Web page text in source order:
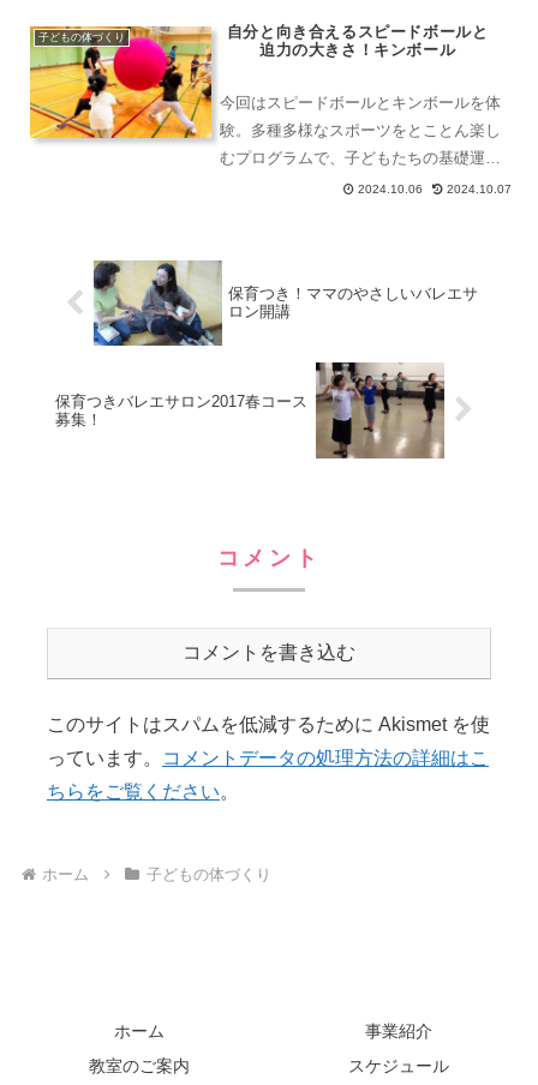
子どもの体づくり
自分と向き合えるスピードボールと
迫力の大きさ！キンボール
今回はスピードボールとキンボールを体
験。多種多様なスポーツをとことん楽し
むプログラムで、子どもたちの基礎運動
能力とコミュニケーション力を高め、年
2024.10.06 2024.10.07
保育つき！ママのやさしいバレエサ
ロン開講
保育つきバレエサロン2017春コース
募集！
コメント
コメントを書き込む
このサイトはスパムを低減するために Akismet を使
っています。
コメントデータの処理方法の詳細はこ
ちらをご覧ください。
ホーム 子どもの体づくり
ホーム
事業紹介
教室のご案内
スケジュール